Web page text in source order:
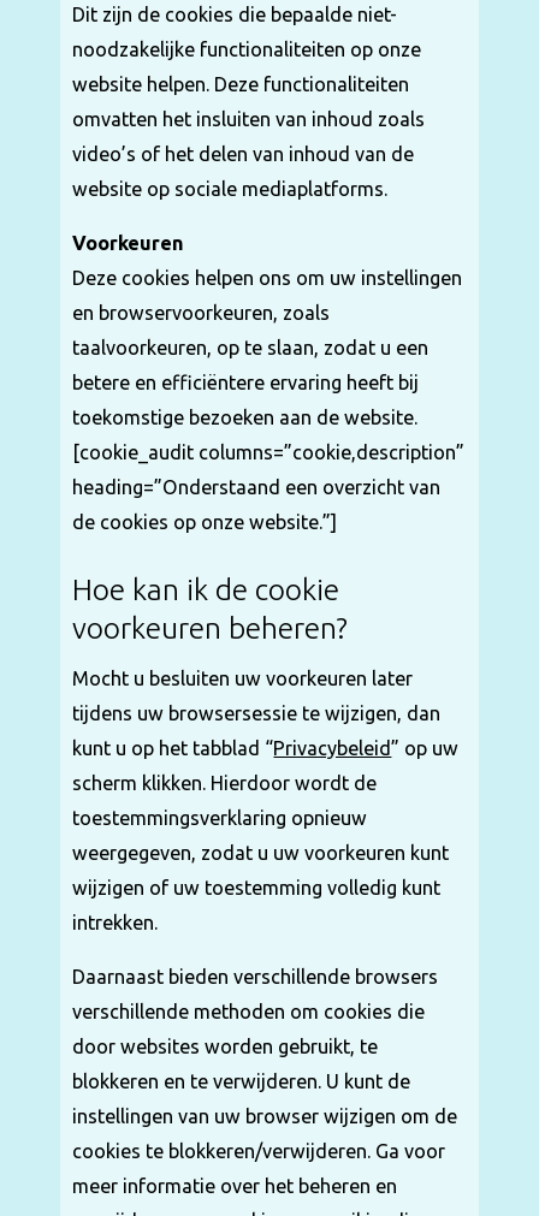
Dit zijn de cookies die bepaalde niet-
noodzakelijke functionaliteiten op onze
website helpen. Deze functionaliteiten
omvatten het insluiten van inhoud zoals
video’s of het delen van inhoud van de
website op sociale mediaplatforms.
Voorkeuren
Deze cookies helpen ons om uw instellingen
en browservoorkeuren, zoals
taalvoorkeuren, op te slaan, zodat u een
betere en efficiëntere ervaring heeft bij
toekomstige bezoeken aan de website.
[cookie_audit columns=”cookie,description”
heading=”Onderstaand een overzicht van
de cookies op onze website.”]
Hoe kan ik de cookie
voorkeuren beheren?
Mocht u besluiten uw voorkeuren later
tijdens uw browsersessie te wijzigen, dan
kunt u op het tabblad “Privacybeleid” op uw
scherm klikken. Hierdoor wordt de
toestemmingsverklaring opnieuw
weergegeven, zodat u uw voorkeuren kunt
wijzigen of uw toestemming volledig kunt
intrekken.
Daarnaast bieden verschillende browsers
verschillende methoden om cookies die
door websites worden gebruikt, te
blokkeren en te verwijderen. U kunt de
instellingen van uw browser wijzigen om de
cookies te blokkeren/verwijderen. Ga voor
meer informatie over het beheren en